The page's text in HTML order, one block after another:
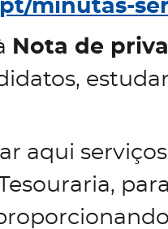
minutas-
Nota de
aqui